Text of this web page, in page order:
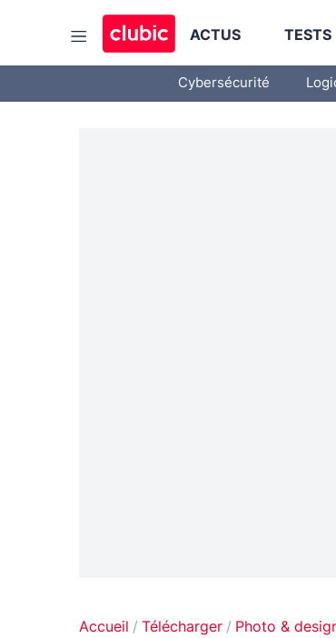
ACTUS TESTS
Cybersécurité
Accueil Télécharger Photo &